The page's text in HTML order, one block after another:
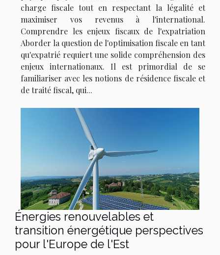
charge fiscale tout en respectant la légalité et
maximiser vos revenus à l'international.
Comprendre les enjeux fiscaux de l'expatriation
Aborder la question de l'optimisation fiscale en tant
qu'expatrié requiert une solide compréhension des
enjeux internationaux. Il est primordial de se
familiariser avec les notions de résidence fiscale et
de traité fiscal, qui...
Énergies renouvelables et
transition énergétique perspectives
pour l'Europe de l'Est